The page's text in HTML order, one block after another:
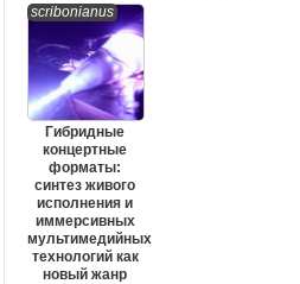
scribonianus
Гибридные
концертные
форматы:
синтез живого
исполнения и
иммерсивных
мультимедийных
технологий как
новый жанр